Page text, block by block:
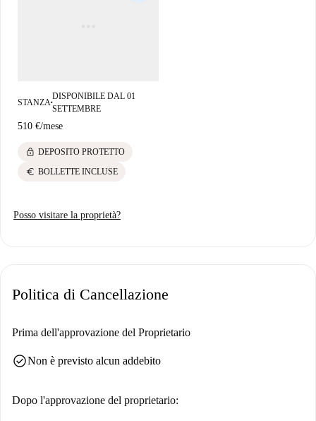
STANZA ■
DISPONIBILE DAL 01
SETTEMBRE
510 €/mese
lock DEPOSITO PROTETTO
euro BOLLETTE INCLUSE
Posso visitare la proprietà?
Politica di Cancellazione
Prima dell'approvazione del Proprietario
check_circleNon è previsto alcun addebito
Dopo l'approvazione del proprietario: